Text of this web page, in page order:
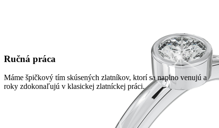
Ručná práca
Máme špičkový tím skúsených zlatníkov, ktorí sa naplno venujú a
roky zdokonaľujú v klasickej zlatníckej práci.